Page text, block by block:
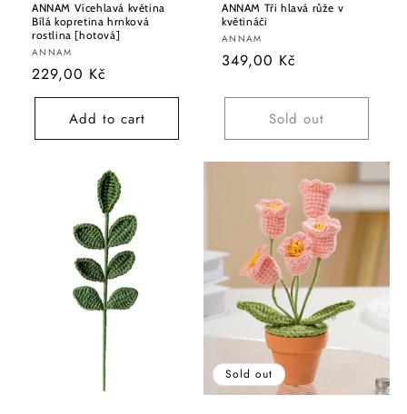
ANNAM Vícehlavá květina
Bílá kopretina hrnková
rostlina [hotová]
Vendor:
ANNAM
Regular
price
229,00 Kč
Add to cart
ANNAM Tři hlavá růže v
květináči
Vendor:
ANNAM
Regular
349,00 Kč
Sold out
Sold out